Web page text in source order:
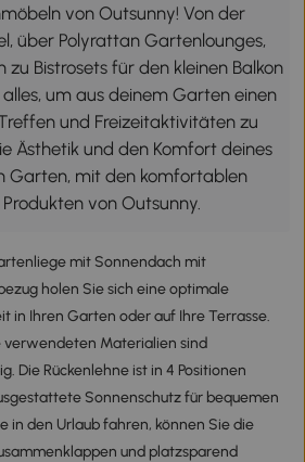
von Outsunny! Von der
über Polyrattan Gartenlounges,
zu Bistrosets für den kleinen Balkon
um aus deinem Garten einen
und Freizeitaktivitäten zu
Ästhetik und den Komfort deines
Garten, mit den komfortablen
von Outsunny.
mit Sonnendach mit
holen Sie sich eine optimale
in Ihren Garten oder auf Ihre Terrasse.
verwendeten Materialien sind
Die Rückenlehne ist in 4 Positionen
Sonnenschutz für bequemen
in den Urlaub fahren, können Sie die
und platzsparend